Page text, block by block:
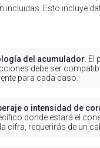
incluidas. Esto incluye
del acumulador. El
debe ser
para cada caso.
o intensidad de
donde estará el
cifra, requerirás de un